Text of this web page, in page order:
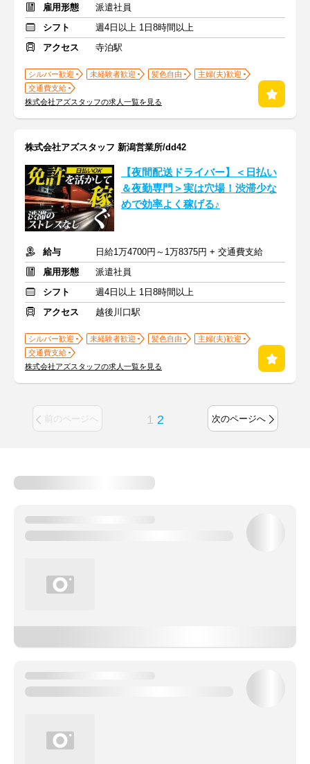
雇用形態
派遣社員
シフト
週4日以上 1日8時間以上
アクセス
寺泊駅
シルバー歓迎 未経験者歓迎 髪色自由
主婦(夫)歓迎
交通費支給
株式会社アズスタッフの求人一覧を見る
株式会社アズスタッフ 新潟営業所/dd42
【夜間配送ドライバー】＜日払い
＆夜勤専門＞実は穴場！渋滞少な
めで効率よく稼げる♪
給与
日給1万4700円～1万8375円 + 交通費支給
雇用形態
派遣社員
シフト
週4日以上 1日8時間以上
アクセス
越後川口駅
シルバー歓迎 未経験者歓迎 髪色自由
主婦(夫)歓迎
交通費支給
株式会社アズスタッフの求人一覧を見る
前のページへ 1 2 次のページへ